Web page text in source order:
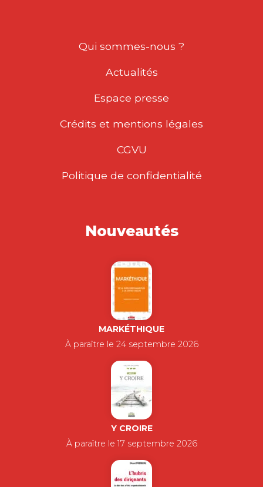
Qui sommes-nous ?
Actualités
Espace presse
Crédits et mentions légales
CGVU
Politique de confidentialité
Nouveautés
MARKÉTHIQUE
À paraître le 24 septembre 2026
Y CROIRE
À paraître le 17 septembre 2026